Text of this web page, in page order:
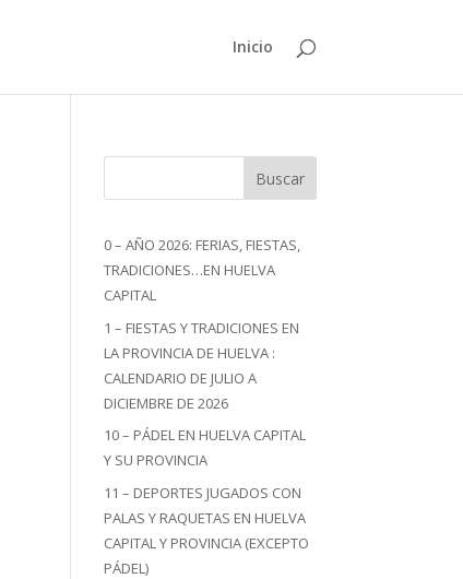
Inicio
Buscar
0 – AÑO 2026: FERIAS, FIESTAS,
TRADICIONES…EN HUELVA
CAPITAL
1 – FIESTAS Y TRADICIONES EN
LA PROVINCIA DE HUELVA :
CALENDARIO DE JULIO A
DICIEMBRE DE 2026
10 – PÁDEL EN HUELVA CAPITAL
Y SU PROVINCIA
11 – DEPORTES JUGADOS CON
PALAS Y RAQUETAS EN HUELVA
CAPITAL Y PROVINCIA (EXCEPTO
PÁDEL)